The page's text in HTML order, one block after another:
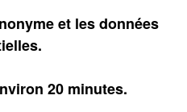
et les données
20 minutes.